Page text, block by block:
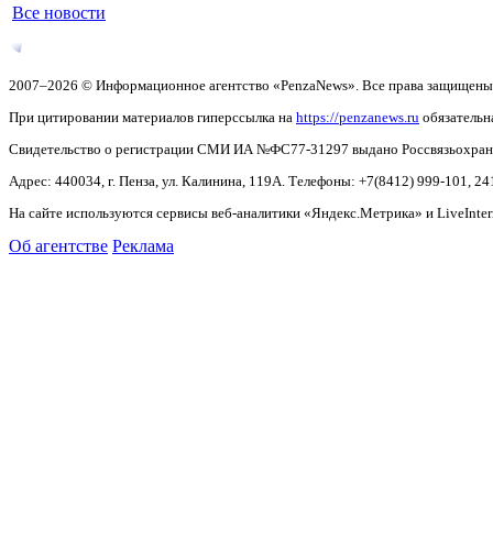
Все новости
2007–2026 © Информационное агентство «PenzaNews». Все права
При цитировании материалов гиперссылка на https://penzanews.ru
Свидетельство о регистрации СМИ ИА №ФС77-31297 выдано
Адрес: 440034, г. Пенза, ул. Калинина, 119А. Телефоны: +7(8412) 999-101,
На сайте используются сервисы веб-аналитики «Яндекс.Метрика» и
Об агентстве Реклама